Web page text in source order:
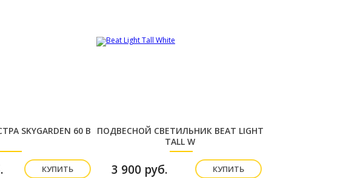
SKYGARDEN 60 B
КУПИТЬ
ПОДВЕСНОЙ СВЕТИЛЬНИК BEAT LIGHT
TALL W
3 900 руб. КУПИТЬ